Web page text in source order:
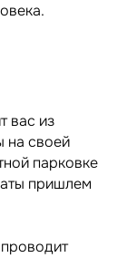
вас из
на своей
парковке
пришлем